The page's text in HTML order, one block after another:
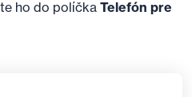
ho do políčka Telefón pre